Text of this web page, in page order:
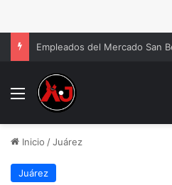
Menu
Inicio /Juárez
Juárez